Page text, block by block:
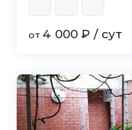
от 4 000 ₽ / сут